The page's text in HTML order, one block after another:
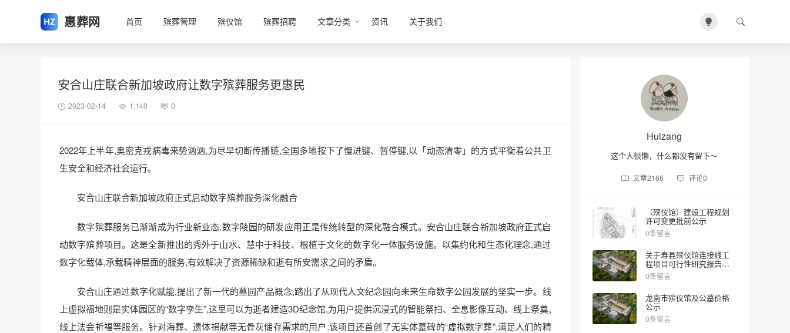
惠葬网 首页 殡葬管理 殡仪馆 殡葬招聘 文章分类 资讯 关于我们
安合山庄联合新加坡政府让数字殡葬服务更惠民
2023-02-14 1,140 0
2022年上半年,奥密克戎病毒来势汹汹,为尽早切断传播链,全国多地按下了慢进键、暂停键,以「动态清零」的方式平衡着公共卫
生安全和经济社会运行。
安合山庄联合新加坡政府正式启动数字殡葬服务深化融合
数字殡葬服务已渐渐成为行业新业态,数字陵园的研发应用正是传统转型的深化融合模式。安合山庄联合新加坡政府正式启
动数字殡葬项目。这是全新推出的秀外于山水、慧中于科技、根植于文化的数字化一体服务设施。以集约化和生态化理念,通过
数字化载体,承载精神层面的服务,有效解决了资源稀缺和逝有所安需求之间的矛盾。
安合山庄通过数字化赋能,提出了新一代的墓园产品概念,踏出了从现代人文纪念园向未来生命数字公园发展的坚实一步。线
上虚拟福地则是实体园区的“数字孪生”,这里可以为逝者建造3D纪念馆,为用户提供沉浸式的智能祭扫、全息影像互动、线上祭奠,
线上法会祈福等服务。针对海葬、遗体捐献等无骨灰储存需求的用户,该项目还首创了无实体墓碑的“虚拟数字葬”,满足人们的精
Huizang
这个人很懒，什么都没有留下～
文章2166 评论0
（殡仪馆）建设工程规划
许可变更批前公示
0条留言
关于寿县殡仪馆连接线工
程项目可行性研究报告的
批复
0条留言
龙南市殡仪馆及公墓价格
公示
0条留言